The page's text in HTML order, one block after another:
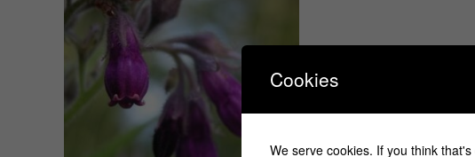
Cookies
We serve cookies. If you think